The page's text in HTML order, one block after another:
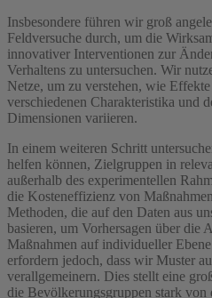
Insbesondere führen wir groß
Feldversuche durch, um die
innovativer Interventionen zur
Verhaltens zu untersuchen. Wir
Netze, um zu verstehen, wie
verschiedenen Charakteristika und
Dimensionen variieren.
In einem weiteren Schritt
helfen können, Zielgruppen in
außerhalb des experimentellen
die Kosteneffizienz von
Methoden, die auf den Daten aus
basieren, um Vorhersagen über die
Maßnahmen auf individueller
erfordern jedoch, dass wir Muster
verallgemeinern. Dies stellt eine
die Bevölkerungsgruppen stark von